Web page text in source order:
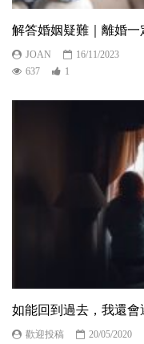
解答婚姻疑難｜離婚一
JOAN
16/11/2023
637
1
如能回到過去，我還會
歡迎投稿
20/05/2020